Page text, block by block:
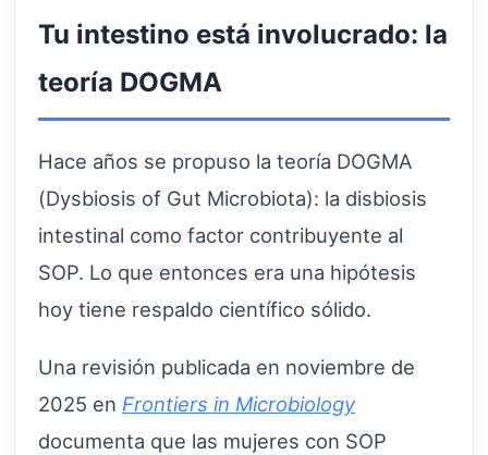
Tu intestino está involucrado: la
teoría DOGMA
Hace años se propuso la teoría DOGMA
(Dysbiosis of Gut Microbiota): la disbiosis
intestinal como factor contribuyente al
SOP. Lo que entonces era una hipótesis
hoy tiene respaldo científico sólido.
Una revisión publicada en noviembre de
2025 en Frontiers in Microbiology
documenta que las mujeres con SOP